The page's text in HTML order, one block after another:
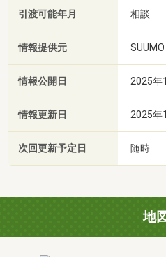
引渡可能年月 相談
情報提供元
情報公開日 2025年
情報更新日 2025年
次回更新予定日 随時
地